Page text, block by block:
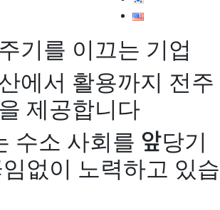
기를 이끄는 기업
에서 활용까지 전주
제공합니다
수소 사회를 앞당기
없이 노력하고 있습